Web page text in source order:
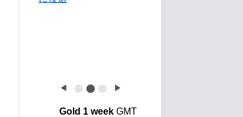
◀ ⬤ ⬤ ⬤ ▶
Gold 1 weekGMT